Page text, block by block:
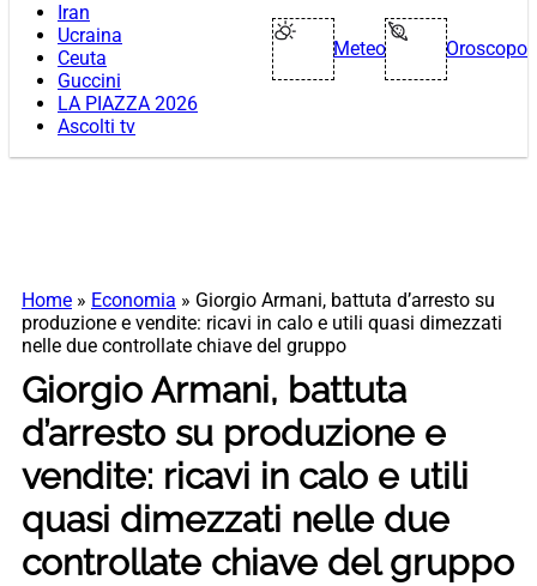
Iran
Ucraina
Ceuta
Guccini
LA PIAZZA 2026
Ascolti tv
Meteo Oroscopo
Home » Economia » Giorgio Armani, battuta d’arresto su
produzione e vendite: ricavi in calo e utili quasi dimezzati
nelle due controllate chiave del gruppo
Giorgio Armani, battuta
d’arresto su produzione e
vendite: ricavi in calo e utili
quasi dimezzati nelle due
controllate chiave del gruppo